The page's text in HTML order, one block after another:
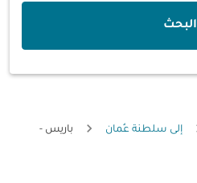
البحث
إلى سلطنة عُمان
باريس -